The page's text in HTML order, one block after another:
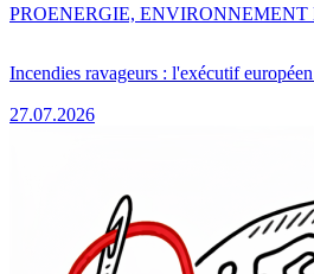
Incendies ravageurs : l'exécutif
27.07.2026
PROENERGIE, ENVIRONNEMENT